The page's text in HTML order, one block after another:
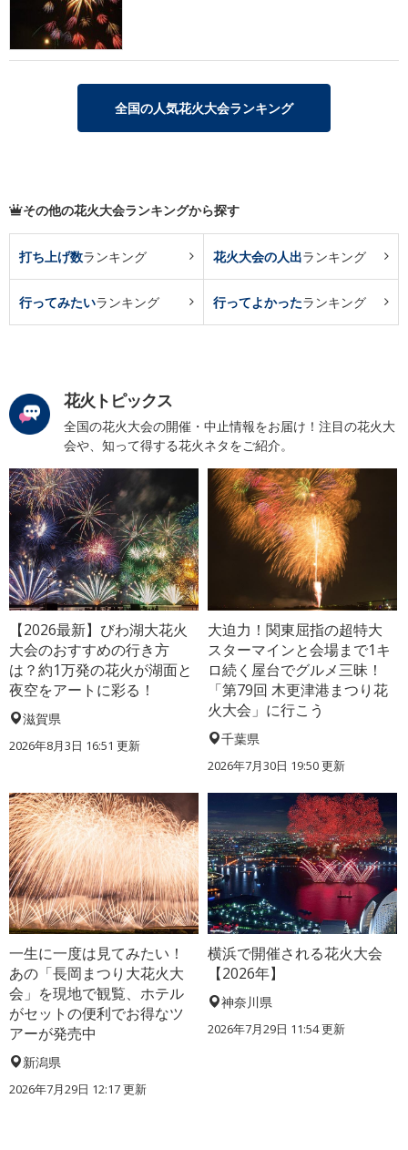
全国の人気花火大会ランキング
その他の花火大会ランキングから探す
打ち上げ数ランキング 花火大会の人出ランキング
行ってみたいランキング 行ってよかったランキング
花火トピックス
全国の花火大会の開催・中止情報をお届け！注目の花火大
会や、知って得する花火ネタをご紹介。
【2026最新】びわ湖大花火
大会のおすすめの行き方
は？約1万発の花火が湖面と
夜空をアートに彩る！
滋賀県
2026年8月3日 16:51 更新
大迫力！関東屈指の超特大
スターマインと会場まで1キ
ロ続く屋台でグルメ三昧！
「第79回 木更津港まつり花
火大会」に行こう
千葉県
2026年7月30日 19:50 更新
一生に一度は見てみたい！
あの「長岡まつり大花火大
会」を現地で観覧、ホテル
がセットの便利でお得なツ
アーが発売中
新潟県
2026年7月29日 12:17 更新
横浜で開催される花火大会
【2026年】
神奈川県
2026年7月29日 11:54 更新